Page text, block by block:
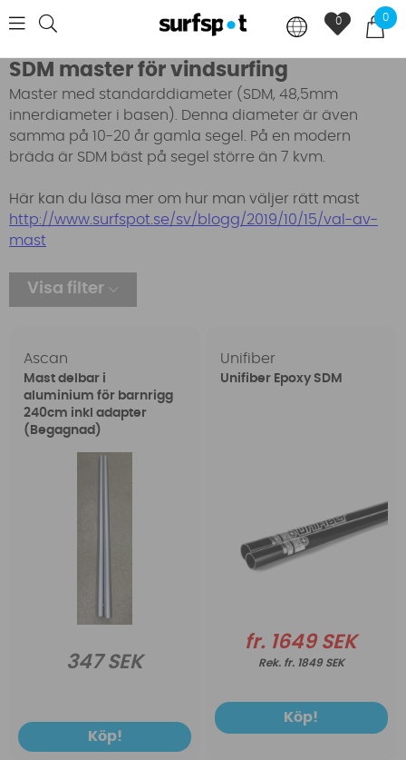
0
0
SDM master för vindsurfing
Master med standarddiameter (SDM, 48,5mm
innerdiameter i basen). Denna diameter är även
samma på 10-20 år gamla segel. På en modern
bräda är SDM bäst på segel större än 7 kvm.
Här kan du läsa mer om hur man väljer rätt mast
http://www.surfspot.se/sv/blogg/2019/10/15/val-av-
mast
Visa filter
Ascan
Mast delbar i
aluminium för barnrigg
240cm inkl adapter
(Begagnad)
347 SEK
Köp!
Unifiber
Unifiber Epoxy SDM
fr. 1649 SEK
fr. 1849 SEK
Köp!